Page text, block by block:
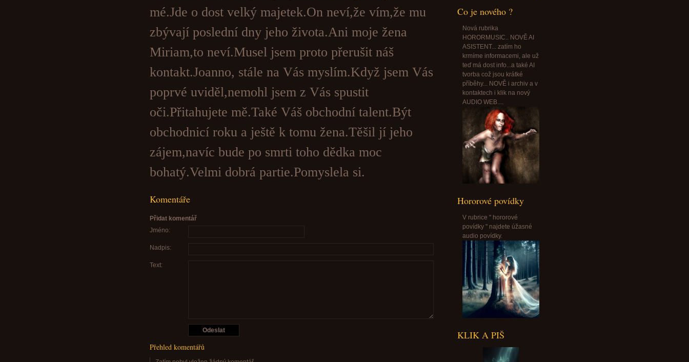
mé.Jde o dost velký majetek.On neví,že vím,že mu
zbývají poslední dny jeho života.Ani moje žena
Miriam,to neví.Musel jsem proto přerušit náš
kontakt.Joanno, stále na Vás myslím.Když jsem Vás
poprvé uviděl,nemohl jsem z Vás spustit
oči.Přitahujete mě.Také Váš obchodní talent.Být
obchodnicí roku a ještě k tomu žena.Těšil jí jeho
zájem,navíc bude po smrti toho dědka moc
bohatý.Velmi dobrá partie.Pomyslela si.
Komentáře
Přidat komentář
Jméno:
Nadpis:
Text:
Přehled komentářů
Co je nového ?
Nová rubrika
HORORMUSIC.. NOVĚ AI
ASISTENT... zatím ho
krmíme informacemi, ale už
teď má dost info...a také AI
tvorba což jsou krátké
příběhy... NOVĚ i archiv a v
kontaktech i klik na nový
AUDIO WEB....
Hororové povídky
V rubrice " hororové
povídky " najdete úžasné
audio povídky.
KLIK A PIŠ